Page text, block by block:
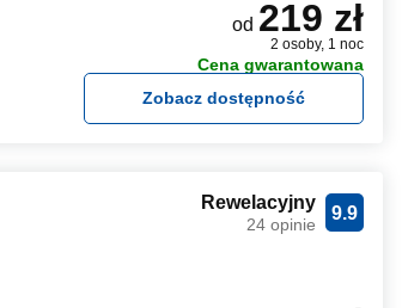
od 219 zł
2 osoby, 1 noc
Cena gwarantowana
Zobacz dostępność
9.9
Rewelacyjny
24 opinie